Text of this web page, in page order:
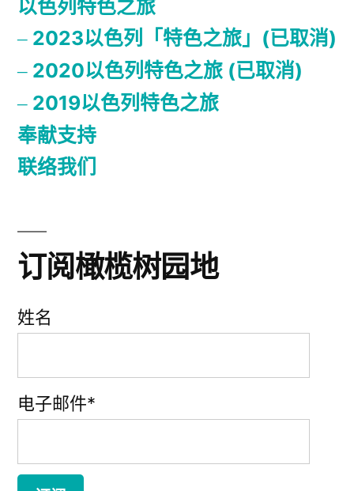
以色列特色之旅
2023以色列「特色之旅」(已取消)
2020以色列特色之旅 (已取消)
2019以色列特色之旅
奉献支持
联络我们
订阅橄榄树园地
姓名
电子邮件*